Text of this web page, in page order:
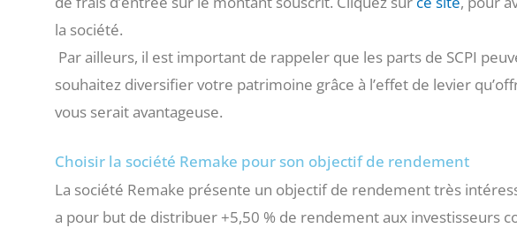
la société.
Par ailleurs, il est important de rappeler que les parts de SCPI
souhaitez diversifier votre patrimoine grâce à l’effet de levier
vous serait avantageuse.
Choisir la société Remake pour son objectif de rendement
La société Remake présente un objectif de rendement très
a pour but de distribuer +5,50 % de rendement aux investisseurs